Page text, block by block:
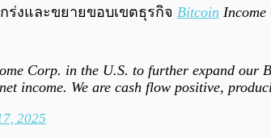
ร่งและขยายขอบเขตธุรกิจ Bitcoin Income
Corp. in the U.S. to further expand our
income. We are cash flow positive,
2025